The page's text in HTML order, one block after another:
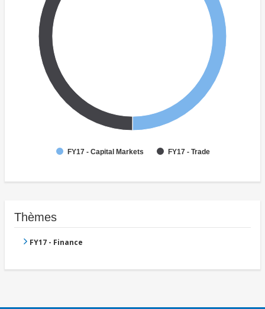
FY17 - Capital Markets FY17 - Trade
Thèmes
FY17 - Finance